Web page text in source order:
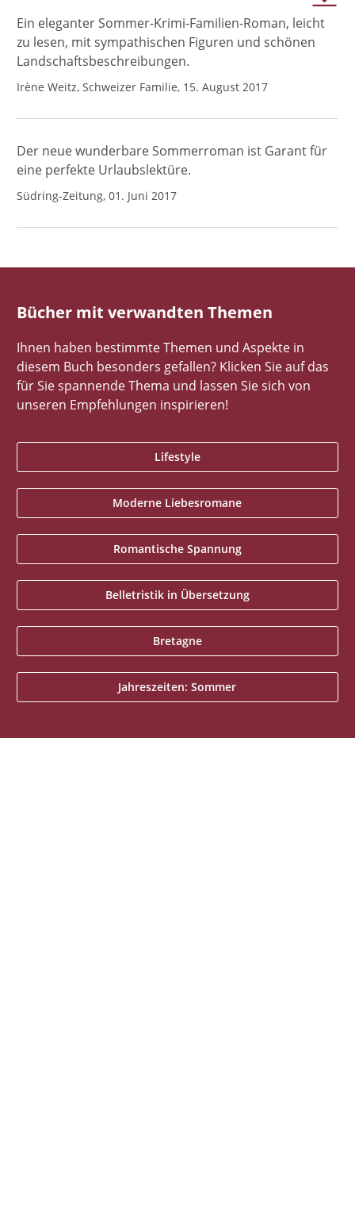
Ein eleganter Sommer-Krimi-Familien-Roman, leicht
zu lesen, mit sympathischen Figuren und schönen
Landschaftsbeschreibungen.
Irène Weitz, Schweizer Familie, 15. August 2017
Der neue wunderbare Sommerroman ist Garant für
eine perfekte Urlaubslektüre.
Südring-Zeitung, 01. Juni 2017
Bücher mit verwandten Themen
Ihnen haben bestimmte Themen und Aspekte in
diesem Buch besonders gefallen? Klicken Sie auf das
für Sie spannende Thema und lassen Sie sich von
unseren Empfehlungen inspirieren!
Lifestyle
Moderne Liebesromane
Romantische Spannung
Belletristik in Übersetzung
Bretagne
Jahreszeiten: Sommer